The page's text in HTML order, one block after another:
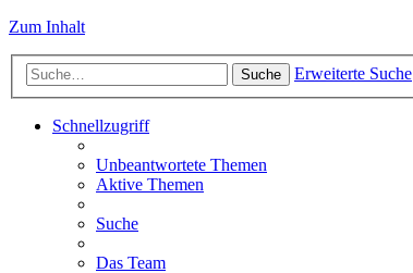
Zum Inhalt
Suche Erweiterte Suche
Schnellzugriff
Unbeantwortete Themen
Aktive Themen
Suche
Das Team